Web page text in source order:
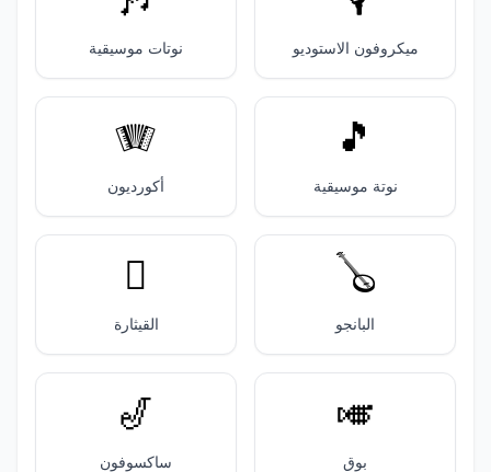
ميكروفون الاستوديو نوتات موسيقية
🎵
نوتة موسيقية
🪗
أكورديون
🪕
البانجو
🪉
القيثارة
🎺
بوق
🎷
ساكسوفون